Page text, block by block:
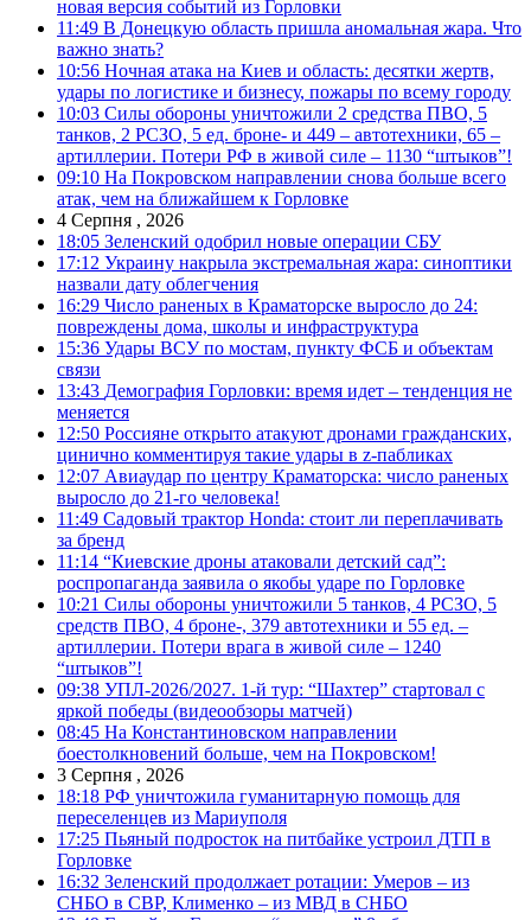
новая версия событий из Горловки
11:49 В Донецкую область пришла аномальная жара. Что
важно знать?
10:56 Ночная атака на Киев и область: десятки жертв,
удары по логистике и бизнесу, пожары по всему городу
10:03 Силы обороны уничтожили 2 средства ПВО, 5
танков, 2 РСЗО, 5 ед. броне- и 449 – автотехники, 65 –
артиллерии. Потери РФ в живой силе – 1130 “штыков”!
09:10 На Покровском направлении снова больше всего
атак, чем на ближайшем к Горловке
4 Серпня , 2026
18:05 Зеленский одобрил новые операции СБУ
17:12 Украину накрыла экстремальная жара: синоптики
назвали дату облегчения
16:29 Число раненых в Краматорске выросло до 24:
повреждены дома, школы и инфраструктура
15:36 Удары ВСУ по мостам, пункту ФСБ и объектам
связи
13:43 Демография Горловки: время идет – тенденция не
меняется
12:50 Россияне открыто атакуют дронами гражданских,
цинично комментируя такие удары в z-пабликах
12:07 Авиаудар по центру Краматорска: число раненых
выросло до 21-го человека!
11:49 Садовый трактор Honda: стоит ли переплачивать
за бренд
11:14 “Киевские дроны атаковали детский сад”:
роспропаганда заявила о якобы ударе по Горловке
10:21 Силы обороны уничтожили 5 танков, 4 РСЗО, 5
средств ПВО, 4 броне-, 379 автотехники и 55 ед. –
артиллерии. Потери врага в живой силе – 1240
“штыков”!
09:38 УПЛ-2026/2027. 1-й тур: “Шахтер” стартовал с
яркой победы (видеообзоры матчей)
08:45 На Константиновском направлении
боестолкновений больше, чем на Покровском!
3 Серпня , 2026
18:18 РФ уничтожила гуманитарную помощь для
переселенцев из Мариуполя
17:25 Пьяный подросток на питбайке устроил ДТП в
Горловке
16:32 Зеленский продолжает ротации: Умеров – из
СНБО в СВР, Клименко – из МВД в СНБО